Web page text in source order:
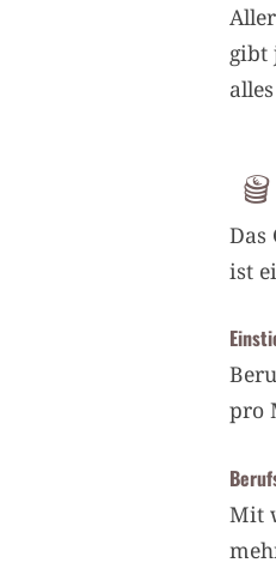
gibt
Das
ist
pro
Mit